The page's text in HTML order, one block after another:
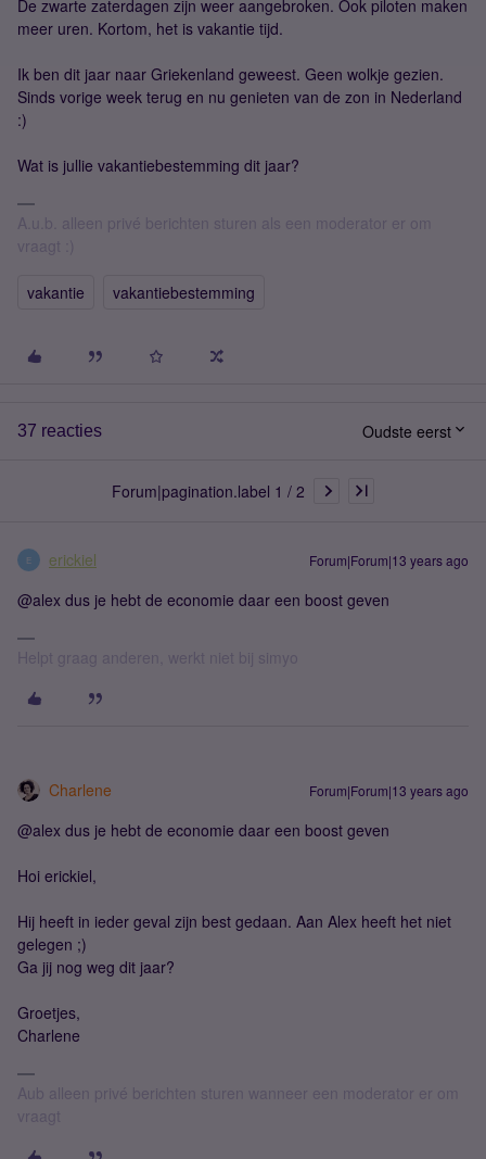
De zwarte zaterdagen zijn weer aangebroken. Ook piloten maken
meer uren. Kortom, het is vakantie tijd.
Ik ben dit jaar naar Griekenland geweest. Geen wolkje gezien.
Sinds vorige week terug en nu genieten van de zon in Nederland
:)
Wat is jullie vakantiebestemming dit jaar?
A.u.b. alleen privé berichten sturen als een moderator er om
vraagt :)
vakantie vakantiebestemming
37 reacties Oudste eerst
Forum|pagination.label 1 / 2
E erickiel Forum|Forum|13 years ago
@alex dus je hebt de economie daar een boost geven
Helpt graag anderen, werkt niet bij simyo
Charlene Forum|Forum|13 years ago
@alex dus je hebt de economie daar een boost geven
Hoi erickiel,
Hij heeft in ieder geval zijn best gedaan. Aan Alex heeft het niet
gelegen ;)
Ga jij nog weg dit jaar?
Groetjes,
Charlene
Aub alleen privé berichten sturen wanneer een moderator er om
vraagt